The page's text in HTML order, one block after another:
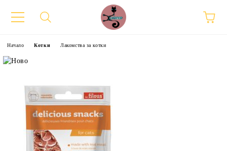
Начало Котки Лакомства за котки